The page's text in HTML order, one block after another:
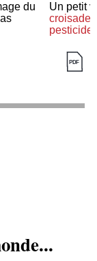
du
Un petit
croisade